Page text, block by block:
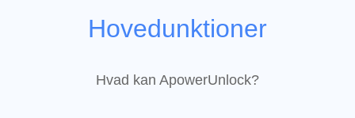
Hovedunktioner
Hvad kan ApowerUnlock?